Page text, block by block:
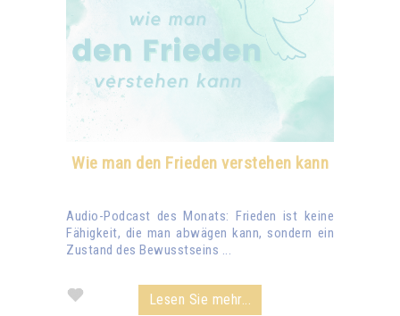
Wie man den Frieden verstehen kann
Audio-Podcast des Monats: Frieden ist keine
Fähigkeit, die man abwägen kann, sondern ein
Zustand des Bewusstseins ...
Lesen Sie mehr...